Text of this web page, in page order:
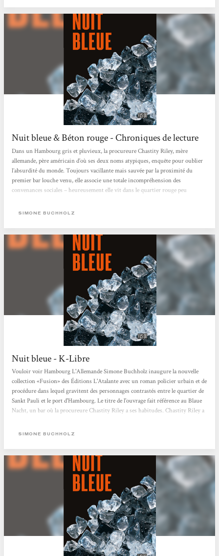
Nuit bleue & Béton rouge - Chroniques de lecture
Dans un Hambourg gris et pluvieux, la procureure Chastity Riley, mère
allemande, père américain d’où ses deux noms atypiques, enquête pour oublier
l’absurdité du monde. Toujours vacillante mais sauvée par la proximité du
premier bar louche venu, elle associe une totale incompréhension des
convenances sociales – heureusement elle vit dans le quartier rouge peu
perspicacité teintée d’empathie plus handicapante qu’autre chose. À ce cocktail,
SIMONE BUCHHOLZ
Nuit bleue - K-Libre
Vouloir voir Hambourg L'Allemande Simone Buchholz inaugure la nouvelle
collection «Fusion» des Éditions L'Atalante avec un roman policier urbain et de
procédure dans lequel gravitent des personnages contrastés entre le quartier de
Sankt Pauli et le port d'Hambourg. Le titre de l'ouvrage fait référence au Blaue
Nacht, un bar où la procureure Chastity Riley a ses habitudes. Chastity Riley a
principalement à travers des chapitres intercalaires où se succèdent leurs
SIMONE BUCHHOLZ